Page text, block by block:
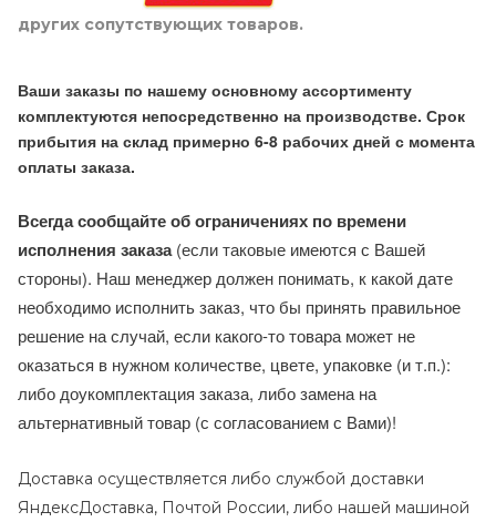
других сопутствующих товаров.
Ваши заказы по нашему основному ассортименту
комплектуются непосредственно на производстве. Срок
прибытия на склад примерно 6-8 рабочих дней с момента
оплаты заказа.
Всегда сообщайте об ограничениях по времени
исполнения заказа(если таковые имеются с Вашей
стороны). Наш менеджер должен понимать, к какой дате
необходимо исполнить заказ, что бы принять правильное
решение на случай, если какого-то товара может не
оказаться в нужном количестве, цвете, упаковке (и т.п.):
либо доукомплектация заказа, либо замена на
альтернативный товар (с согласованием с Вами)!
Доставка осуществляется либо службой доставки
ЯндексДоставка, Почтой России, либо нашей машиной